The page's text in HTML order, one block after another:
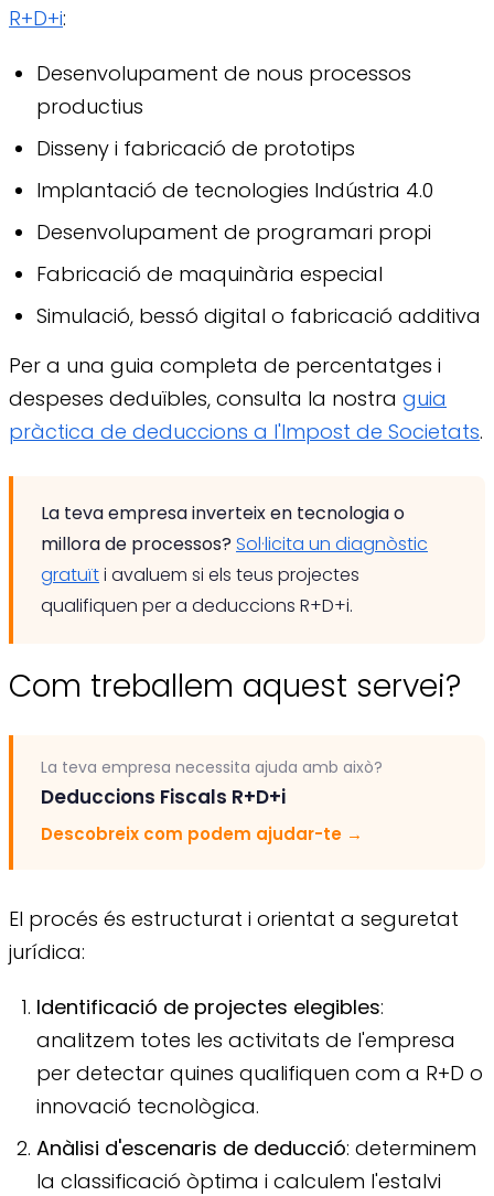
R+D+i:
Desenvolupament de nous processos
productius
Disseny i fabricació de prototips
Implantació de tecnologies Indústria 4.0
Desenvolupament de programari propi
Fabricació de maquinària especial
Simulació, bessó digital o fabricació additiva
Per a una guia completa de percentatges i
despeses deduïbles, consulta la nostra guia
pràctica de deduccions a l'Impost de Societats.
La teva empresa inverteix en tecnologia o
millora de processos? Sol·licita un diagnòstic
gratuïti avaluem si els teus projectes
qualifiquen per a deduccions R+D+i.
Com treballem aquest servei?
La teva empresa necessita ajuda amb això?
Deduccions Fiscals R+D+i
Descobreix com podem ajudar-te →
El procés és estructurat i orientat a seguretat
jurídica:
Identificació de projectes elegibles:
analitzem totes les activitats de l'empresa
per detectar quines qualifiquen com a R+D o
innovació tecnològica.
Anàlisi d'escenaris de deducció: determinem
la classificació òptima i calculem l'estalvi